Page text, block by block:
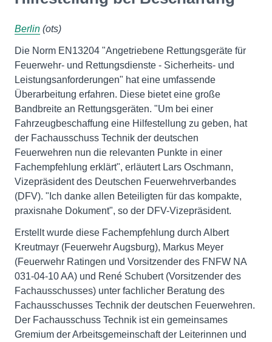
Berlin (ots)
Die Norm EN13204 "Angetriebene Rettungsgeräte für
Feuerwehr- und Rettungsdienste - Sicherheits- und
Leistungsanforderungen" hat eine umfassende
Überarbeitung erfahren. Diese bietet eine große
Bandbreite an Rettungsgeräten. "Um bei einer
Fahrzeugbeschaffung eine Hilfestellung zu geben, hat
der Fachausschuss Technik der deutschen
Feuerwehren nun die relevanten Punkte in einer
Fachempfehlung erklärt", erläutert Lars Oschmann,
Vizepräsident des Deutschen Feuerwehrverbandes
(DFV). "Ich danke allen Beteiligten für das kompakte,
praxisnahe Dokument", so der DFV-Vizepräsident.
Erstellt wurde diese Fachempfehlung durch Albert
Kreutmayr (Feuerwehr Augsburg), Markus Meyer
(Feuerwehr Ratingen und Vorsitzender des FNFW NA
031-04-10 AA) und René Schubert (Vorsitzender des
Fachausschusses) unter fachlicher Beratung des
Fachausschusses Technik der deutschen Feuerwehren.
Der Fachausschuss Technik ist ein gemeinsames
Gremium der Arbeitsgemeinschaft der Leiterinnen und